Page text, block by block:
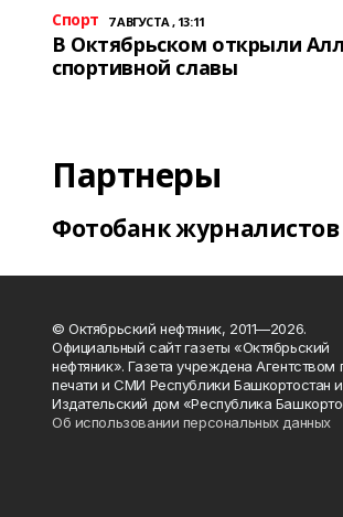
Спорт 7 АВГУСТА , 13:11
В Октябрьском открыли
спортивной славы
Партнеры
Фотобанк журналистов
© Октябрьский нефтяник, 2011—2026.
Официальный сайт газеты «Октябрьский
нефтяник». Газета учреждена Агентством
печати и СМИ Республики Башкортостан
Издательский дом «Республика
Об использовании персональных данных